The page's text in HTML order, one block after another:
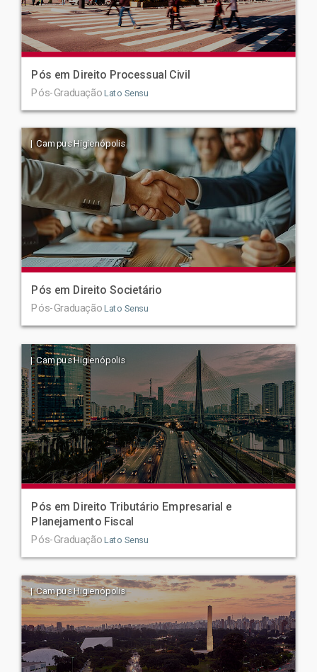
Pós em Direito Processual Civil
Pós-Graduação Lato Sensu
| Campus Higienópolis
Pós em Direito Societário
Pós-Graduação Lato Sensu
| Campus Higienópolis
Pós em Direito Tributário Empresarial e
Planejamento Fiscal
Pós-Graduação Lato Sensu
| Campus Higienópolis